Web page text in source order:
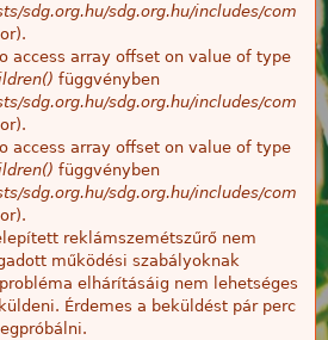
sdg.org.hu/sdg.org.hu/includes/com
access array offset on value of type
függvényben
sdg.org.hu/sdg.org.hu/includes/com
access array offset on value of type
függvényben
sdg.org.hu/sdg.org.hu/includes/com
reklámszemétszűrő nem
működési szabályoknak
elhárításáig nem lehetséges
Érdemes a beküldést pár perc